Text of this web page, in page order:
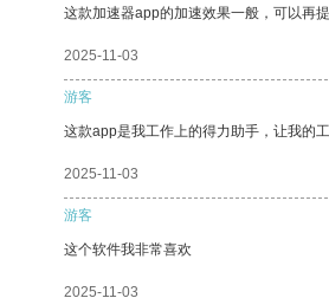
这款加速器app的加速效果一般，可以再
2025-11-03
游客
这款app是我工作上的得力助手，让我的
2025-11-03
游客
这个软件我非常喜欢
2025-11-03